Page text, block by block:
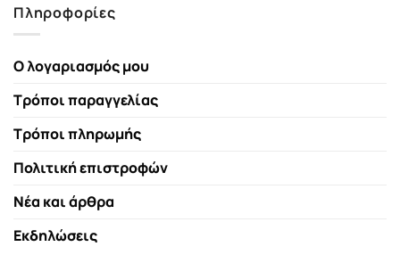
Πληροφορίες
Ο λογαριασμός μου
Τρόποι παραγγελίας
Τρόποι πληρωμής
Πολιτική επιστροφών
Νέα και άρθρα
Εκδηλώσεις